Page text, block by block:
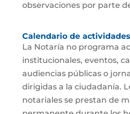
observaciones por parte
Calendario de actividades
La Notaría no programa
institucionales, eventos,
audiencias públicas o
dirigidas a la ciudadanía.
notariales se prestan de